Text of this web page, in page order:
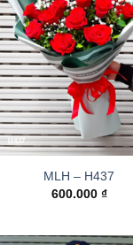
MLH – H437
600.000 ₫